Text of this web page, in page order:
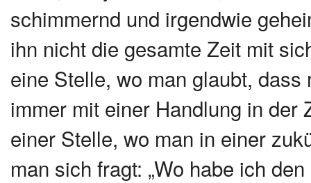
schimmernd und irgendwie
ihn nicht die gesamte Zeit mit
eine Stelle, wo man glaubt,
immer mit einer Handlung in der
einer Stelle, wo man in einer
man sich fragt: „Wo habe ich